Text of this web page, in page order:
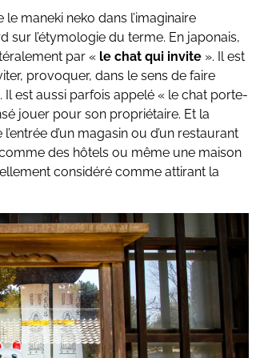
maneki neko dans l’imaginaire
sur l’étymologie du terme. En japonais,
par « le chat qui invite ». Il est
provoquer, dans le sens de faire
Il est aussi parfois appelé « le chat porte-
jouer pour son propriétaire. Et la
d’un magasin ou d’un restaurant
des hôtels ou même une maison
considéré comme attirant la